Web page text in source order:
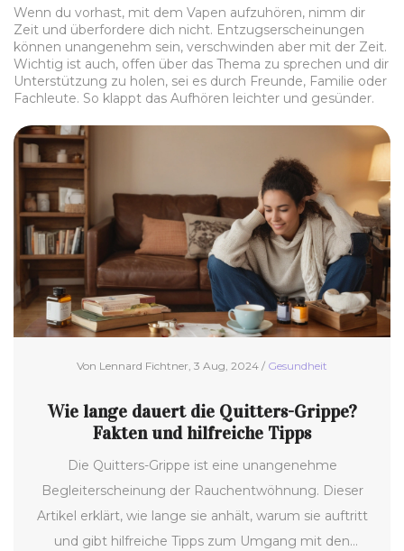
Wenn du vorhast, mit dem Vapen aufzuhören, nimm dir
Zeit und überfordere dich nicht. Entzugserscheinungen
können unangenehm sein, verschwinden aber mit der Zeit.
Wichtig ist auch, offen über das Thema zu sprechen und dir
Unterstützung zu holen, sei es durch Freunde, Familie oder
Fachleute. So klappt das Aufhören leichter und gesünder.
Von Lennard Fichtner, 3 Aug, 2024 / Gesundheit
Wie lange dauert die Quitters-Grippe?
Fakten und hilfreiche Tipps
Die Quitters-Grippe ist eine unangenehme
Begleiterscheinung der Rauchentwöhnung. Dieser
Artikel erklärt, wie lange sie anhält, warum sie auftritt
und gibt hilfreiche Tipps zum Umgang mit den